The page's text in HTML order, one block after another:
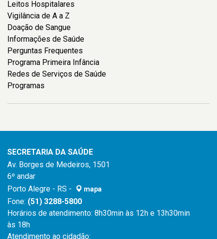
Leitos Hospitalares
Vigilância de A a Z
Doação de Sangue
Informações de Saúde
Perguntas Frequentes
Programa Primeira Infância
Redes de Serviços de Saúde
Programas
SECRETARIA DA SAÚDE
Av. Borges de Medeiros, 1501
6º andar
Porto Alegre - RS -
mapa
Fone: (51) 3288-5800
Horários de atendimento: 8h30min às 12h e 13h30min
às 18h
Atendimento ao cidadão: